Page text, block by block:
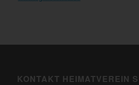
KONTAKT HEIMATVEREIN